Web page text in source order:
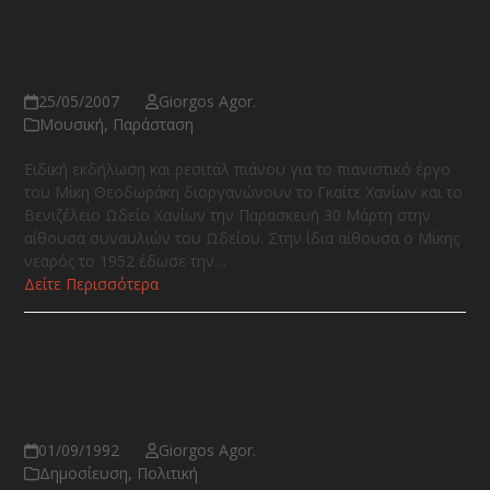
25/05/2007
Giorgos Agor.
Μουσική, Παράσταση
Ειδική εκδήλωση και ρεσιτάλ πιάνου για το πιανιστικό έργο
του Μίκη Θεοδωράκη διοργανώνουν το Γκαίτε Χανίων και το
Βενιζέλειο Ωδείο Χανίων την Παρασκευή 30 Μάρτη στην
αίθουσα συναυλιών του Ωδείου. Στην ίδια αίθουσα ο Μίκης
νεαρός το 1952 έδωσε την…
Δείτε Περισσότερα
01/09/1992
Giorgos Agor.
Δημοσίευση, Πολιτική